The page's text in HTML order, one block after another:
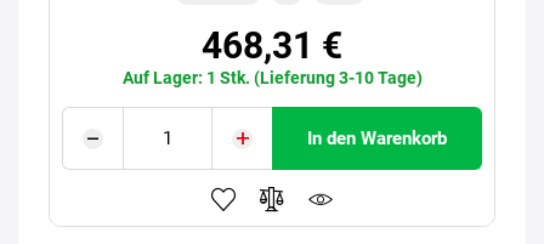
468,31 €
Auf Lager: 1 Stk. (Lieferung 3-10 Tage)
In den Warenkorb